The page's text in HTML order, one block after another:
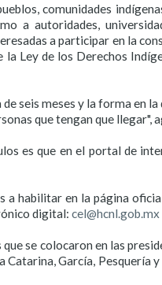
comunidades
a autoridades,
a participar en la
Ley de los Derechos
seis meses y la forma en la
que tengan que llegar",
es que en el portal de
a habilitar en la página
digital: cel@hcnl.gob.mx
se colocaron en las
Catarina, García, Pesquería